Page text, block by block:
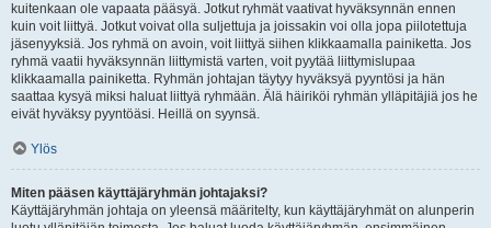
kuitenkaan ole vapaata pääsyä. Jotkut ryhmät vaativat hyväksynnän ennen
kuin voit liittyä. Jotkut voivat olla suljettuja ja joissakin voi olla jopa piilotettuja
jäsenyyksiä. Jos ryhmä on avoin, voit liittyä siihen klikkaamalla painiketta. Jos
ryhmä vaatii hyväksynnän liittymistä varten, voit pyytää liittymislupaa
klikkaamalla painiketta. Ryhmän johtajan täytyy hyväksyä pyyntösi ja hän
saattaa kysyä miksi haluat liittyä ryhmään. Älä häiriköi ryhmän ylläpitäjiä jos he
eivät hyväksy pyyntöäsi. Heillä on syynsä.
Ylös
Miten pääsen käyttäjäryhmän johtajaksi?
Käyttäjäryhmän johtaja on yleensä määritelty, kun käyttäjäryhmät on alunperin